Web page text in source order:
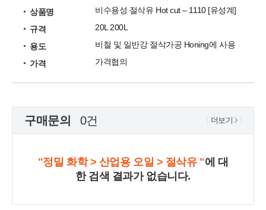
상품명
비수용성 절삭유 Hot cut – 1110 [유성계]
규격
20L 200L
용도
비철 및 일반강 절삭가공 Honing에 사용
가격
가격협의
구매문의 0건 더보기
"정밀 화학 > 산업용 오일 > 절삭유 "에 대
한 검색 결과가 없습니다.